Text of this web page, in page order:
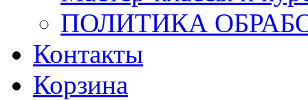
ПОЛИТИКА
Контакты
Корзина